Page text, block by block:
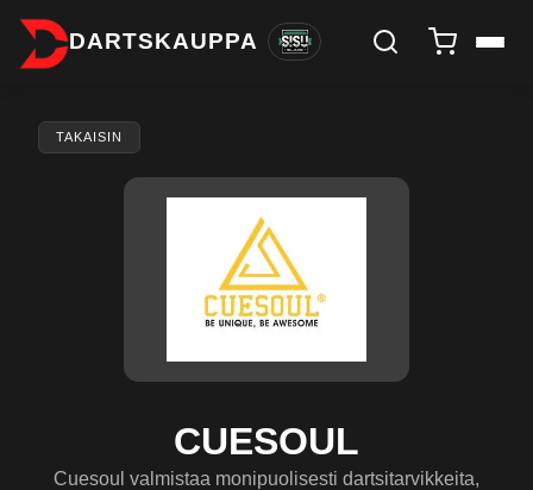
DARTSKAUPPA
TAKAISIN
CUESOUL
Cuesoul valmistaa monipuolisesti dartsitarvikkeita,